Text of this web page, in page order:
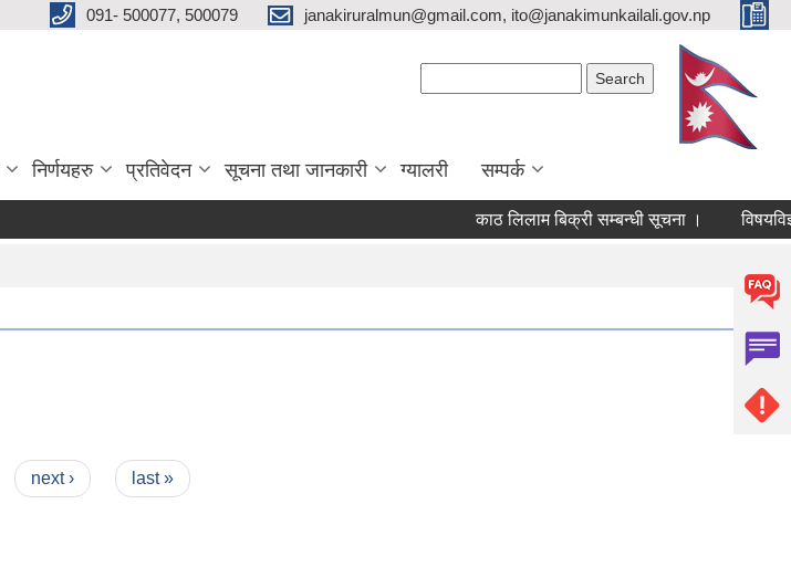
091- 500077, 500079 janakiruralmun@gmail.com, ito@janakimunkailali.gov.np
निर्णयहरु प्रतिवेदन सूचना तथा जानकारी ग्यालरी सम्पर्क
काठ लिलाम बिक्री सम्बन्धी सूचना । विषयविज्ञ
next › last »